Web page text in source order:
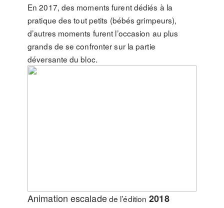
En 2017, des moments furent dédiés à la
pratique des tout petits (bébés grimpeurs),
d’autres moments furent l’occasion au plus
grands de se confronter sur la partie
déversante du bloc.
Animation escaladede l’édition 2018